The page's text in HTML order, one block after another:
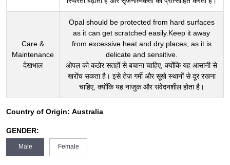
Care &
Maintenance
देखभाल
Opal should be protected from hard surfaces
as it can get scratched easily.Keep it away
from excessive heat and dry places, as it is
delicate and sensitive.
ओपल को कठोर सतहों से बचाना चाहिए, क्योंकि यह आसानी से
खरोंच सकता है। इसे तेज़ गर्मी और सूखे स्थानों से दूर रखना
चाहिए, क्योंकि यह नाजुक और संवेदनशील होता है।
Country of Origin: Australia
GENDER:
Male Female